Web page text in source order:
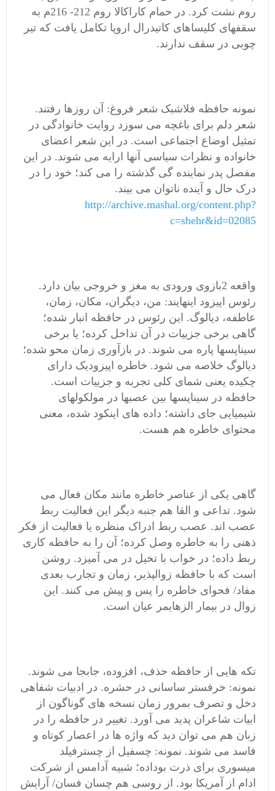
روم نشت کرد. در حمام کاراکالا روم 212- 216م به
سقفهای کلیساهای کاتیدرال اروپا تکامل یافت که تیر
چوبی در سقف ندارند.
نمونه حافظه فلاشبک شعر فروغ: آن روزها رفتند.
شعر دلم برای باغچه می سوزد روایت خانوادگی در
تمثیل اوضاع اجتماعی است. در این شعر اعضای
خانواده و نظرات سیاسی آنها ارایه می شوند. در این
مفصل پدر نماینده گی گذشته را می کند؛ خود را در
درک حال و آینده ناتوان می بیند.
http://archive.mashal.org/content.php?
c=shehr&id=02085
واقعه 2بازوی ورودی به مغز و خروجی بیان دارد.
رئوس اپیزود اینهایند: من، دیگران، مکان، زمان،
عاطفه، دیالوگ. این رئوس در حافظه انبار شده؛
گاهی برخی جزییات در آن تداخل کرده؛ یا برخی
سیناپسها پاره می شوند. در بازآوری زمان محو شده؛
دیالوگ خلاصه می شود. خاطره اپیزودیک دارای
چکیده یعنی شمای کلی تجربه و جزییات است.
حافظه در سیناپسها بین عصبها در مولکولهای
شیمیایی جای داشته؛ داده های اینکود شده، معنی
محتوای خاطره هم هست.
گاهی یکی از عناصر خاطره مانند مکان فعال می
شود. تداعی و القا هم جنبه دیگر این فعالیت ربط
عصب اند. عصب ربط ادراک منظره یا فعالیت از فکر
ذهنی را به خاطره وصل کرده؛ آن را به حافظه کاری
ربط داده؛ در خواب با تخیل در می آمیزد. روشن
است که با حافظه زوالپذیر، زمان و تجارب بعدی
مفاد/ فحوای خاطره را پس و پیش می کنند. این
زوال در بیمار الزهایمر عیان است.
تکه هایی از حافظه حذف، افزوده، جابجا می شوند.
نمونه: خرفستر ساسانی در حشره. در ادبیات شفاهی
دخل و تصرف بمرور زمان نسخه های گوناگون از
ابیات شاعران پدید می آورد. تغییر در حافظه را در
زبان هم می توان دید که واژه ها در اعصار کوتاه و
فاسد می شوند. نمونه: چسفیل از چسترفیلد
میسوری برای ذرت بوداده؛ شبیه آدامس از شرکت
ادام از آمریکا بود. از روسی هم چسان فسان/ آرایش